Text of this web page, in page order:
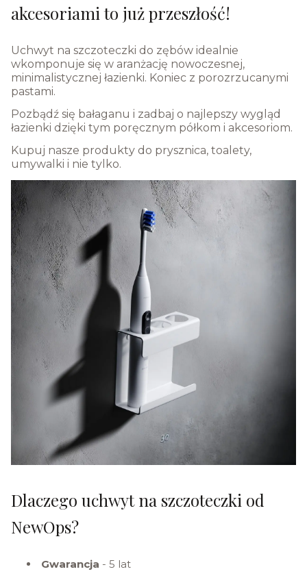
akcesoriami to już przeszłość!
Uchwyt na szczoteczki do zębów idealnie
wkomponuje się w aranżację nowoczesnej,
minimalistycznej łazienki. Koniec z porozrzucanymi
pastami.
Pozbądź się bałaganu i zadbaj o najlepszy wygląd
łazienki dzięki tym poręcznym półkom i akcesoriom.
Kupuj nasze produkty do prysznica, toalety,
umywalki i nie tylko.
Dlaczego uchwyt na szczoteczki od
NewOps?
Gwarancja - 5 lat